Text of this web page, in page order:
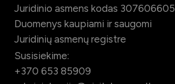
Juridinio asmens kodas 307606605
Duomenys kaupiami ir saugomi
Juridinių asmenų registre
Susisiekime:
+370 653 85909